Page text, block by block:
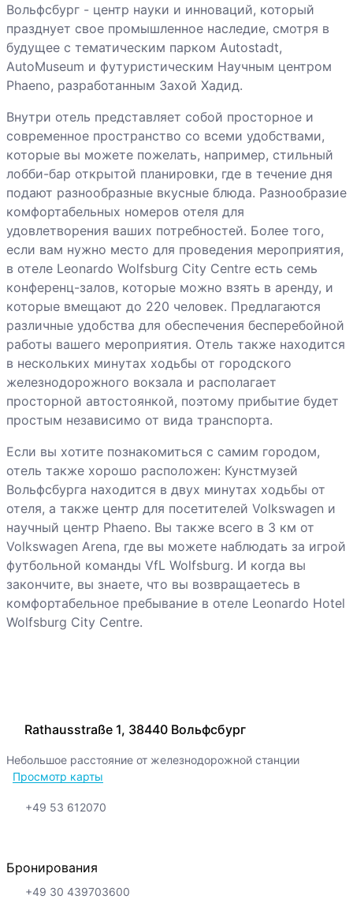
Rathausstraße 1, 38440 Вольфсбург
Небольшое расстояние от железнодорожной станции
Просмотр карты
+49 53 612070
Бронирования
+49 30 439703600
Вольфсбург - центр науки и инноваций, который
празднует свое промышленное наследие, смотря в
будущее с тематическим парком Autostadt,
AutoMuseum и футуристическим Научным центром
Phaeno, разработанным Захой Хадид.
Внутри отель представляет собой просторное и
современное пространство со всеми удобствами,
которые вы можете пожелать, например, стильный
лобби-бар открытой планировки, где в течение дня
подают разнообразные вкусные блюда. Разнообразие
комфортабельных номеров отеля для
удовлетворения ваших потребностей. Более того,
если вам нужно место для проведения мероприятия,
в отеле Leonardo Wolfsburg City Centre есть семь
конференц-залов, которые можно взять в аренду, и
которые вмещают до 220 человек. Предлагаются
различные удобства для обеспечения бесперебойной
работы вашего мероприятия. Отель также находится
в нескольких минутах ходьбы от городского
железнодорожного вокзала и располагает
просторной автостоянкой, поэтому прибытие будет
простым независимо от вида транспорта.
Если вы хотите познакомиться с самим городом,
отель также хорошо расположен: Кунстмузей
Вольфсбурга находится в двух минутах ходьбы от
отеля, а также центр для посетителей Volkswagen и
научный центр Phaeno. Вы также всего в 3 км от
Volkswagen Arena, где вы можете наблюдать за игрой
футбольной команды VfL Wolfsburg. И когда вы
закончите, вы знаете, что вы возвращаетесь в
комфортабельное пребывание в отеле Leonardo Hotel
Wolfsburg City Centre.